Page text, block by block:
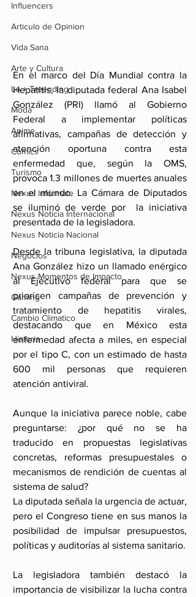
Influencers
Articulo de Opinion
Vida Sana
Arte y Cultura
Lo + Treending
Moda
Anime
Comics
Turismo
Nexus Infórmate
Nexus Noticia Internacional
Nexus Noticia Nacional
Negocios
Nexus Momentos de Impacto
Gaming
Cambio Climatico
Historia
En el marco del Día Mundial contra la
Hepatitis, la diputada federal Ana Isabel
González (PRI) llamó al Gobierno
Federal a implementar políticas
afirmativas, campañas de detección y
atención oportuna contra esta
enfermedad que, según la OMS,
provoca 1.3 millones de muertes anuales
en el mundo. La Cámara de Diputados
se iluminó de verde por  la iniciativa
presentada de la legisladora.
Desde la tribuna legislativa, la diputada
Ana González hizo un llamado enérgico
al Ejecutivo federal para que se
prioricen campañas de prevención y
tratamiento de hepatitis virales,
destacando que en México esta
enfermedad afecta a miles, en especial
por el tipo C, con un estimado de hasta
600 mil personas que requieren
atención antiviral.
Aunque la iniciativa parece noble, cabe
preguntarse: ¿por qué no se ha
traducido en propuestas legislativas
concretas, reformas presupuestales o
mecanismos de rendición de cuentas al
sistema de salud?
La diputada señala la urgencia de actuar,
pero el Congreso tiene en sus manos la
posibilidad de impulsar presupuestos,
políticas y auditorías al sistema sanitario.
La legisladora también destacó la
importancia de visibilizar la lucha contra